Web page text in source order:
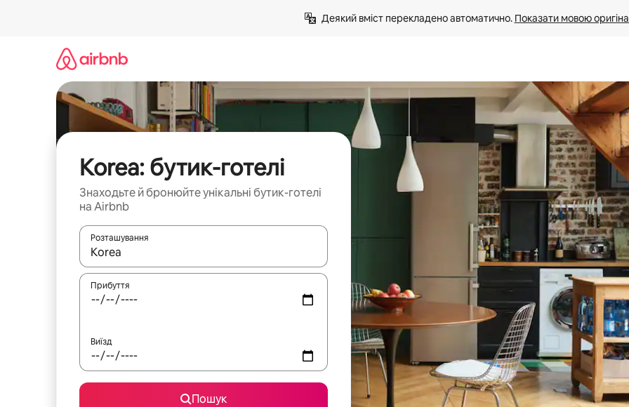
Деякий вміст перекладено автоматично. Показати мовою
Korea: бутик-готелі
Знаходьте й бронюйте унікальні бутик-готелі
на Airbnb
Розташування
Отримавши результати пошуку, використовуйте для навігації сторінкою клавіші зі стрілками вгору та вниз або
Прибуття
Виїзд
Пошук